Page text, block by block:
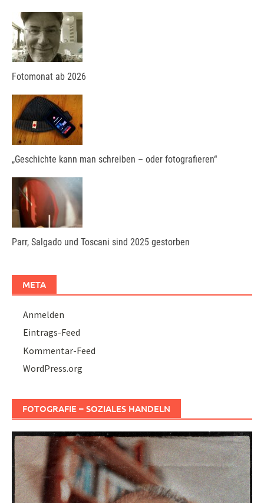
Fotomonat ab 2026
„Geschichte kann man schreiben – oder fotografieren“
Parr, Salgado und Toscani sind 2025 gestorben
META
Anmelden
Eintrags-Feed
Kommentar-Feed
WordPress.org
FOTOGRAFIE – SOZIALES HANDELN